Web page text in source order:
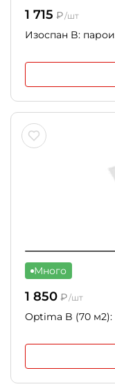
1 715 ₽/шт
Изоспан B:
Много
1 850 ₽/шт
Optima B (70